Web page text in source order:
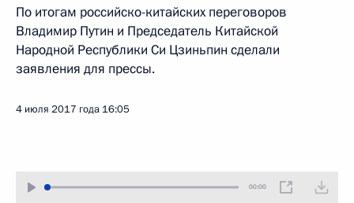
По итогам российско-китайских переговоров
Владимир Путин и Председатель Китайской
Народной Республики Си Цзиньпин сделали
заявления для прессы.
4 июля 2017 года 16:05
00:00